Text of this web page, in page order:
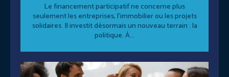
Le financement participatif ne concerne plus
seulement les entreprises, l’immobilier ou les projets
solidaires. Il investit désormais un nouveau terrain : la
politique. À...